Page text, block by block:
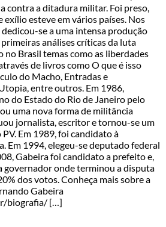
contra a ditadura militar. Foi preso,
exílio esteve em vários países. Nos
se a uma intensa produção
análises críticas da luta
no Brasil temas como as liberdades
de livros como O que é isso
do Macho, Entradas e
entre outros. Em 1986,
do Estado do Rio de Janeiro pelo
uma nova forma de militância
jornalista, escritor e tornou-se um
Em 1989, foi candidato à
Em 1994, elegeu-se deputado federal
Gabeira foi candidato a prefeito e,
governador onde terminou a disputa
dos votos. Conheça mais sobre a
Gabeira
biografia/ […]